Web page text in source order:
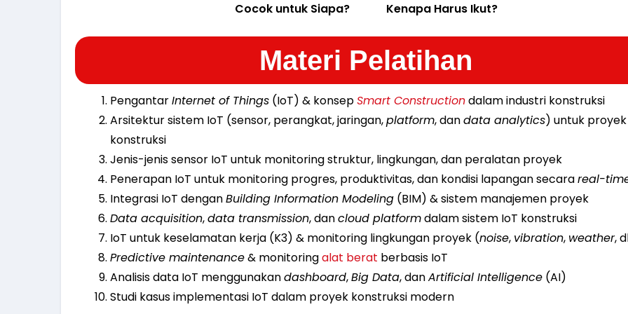
Cocok untuk Siapa? Kenapa Harus Ikut?
Materi Pelatihan
PengantarInternet of Things (IoT) & konsepSmart Constructiondalam industri konstruksi
Arsitektur sistem IoT (sensor, perangkat, jaringan,platform, dandata analytics) untuk proyek
konstruksi
Jenis-jenis sensor IoT untuk monitoring struktur, lingkungan, dan peralatan proyek
Penerapan IoT untuk monitoring progres, produktivitas, dan kondisi lapangan secarareal-
Integrasi IoT denganBuilding Information Modeling (BIM) & sistem manajemen proyek
Data acquisition,data transmission, dancloud platformdalam sistem IoT konstruksi
IoT untuk keselamatan kerja (K3) & monitoring lingkungan proyek (noise, vibration, weather,
Predictive maintenance& monitoringalat berat berbasis IoT
Analisis data IoT menggunakandashboard,Big Data, danArtificial Intelligence (AI)
Studi kasus implementasi IoT dalam proyek konstruksi modern